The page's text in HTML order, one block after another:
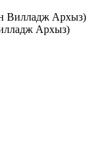
Вилладж Архыз)
Архыз)